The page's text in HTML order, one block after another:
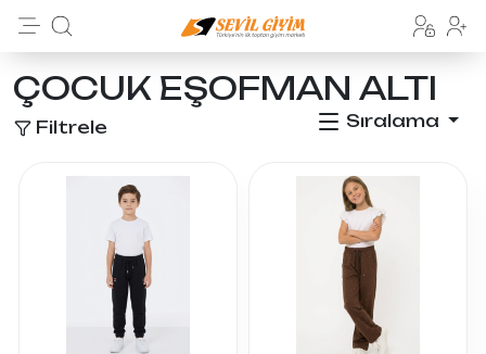
ÇOCUK EŞOFMAN ALTI
Filtrele Sıralama